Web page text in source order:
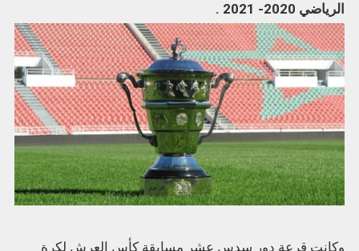
الرياضي 2020- 2021 .
وكانت قرعة دور سدس عشر مسابقة كأس العرش لكرة